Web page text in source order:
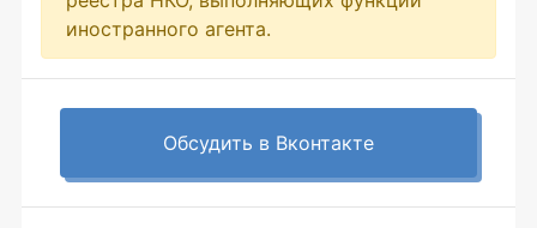
иностранного агента.
Обсудить в Вконтакте